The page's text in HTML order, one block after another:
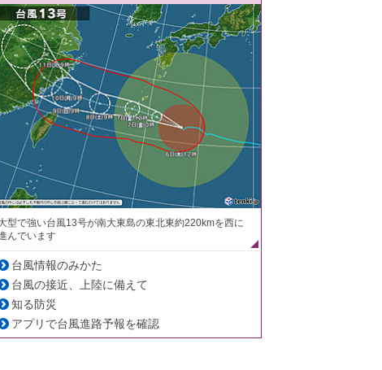
型で強い台風13号が南大東島の東北東約220kmを西に
んでいます
台風情報のみかた
台風の接近、上陸に備えて
知る防災
アプリで台風進路予報を確認